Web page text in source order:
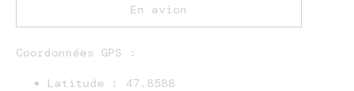
En avion
Coordonnées GPS :
Latitude : 47.8588